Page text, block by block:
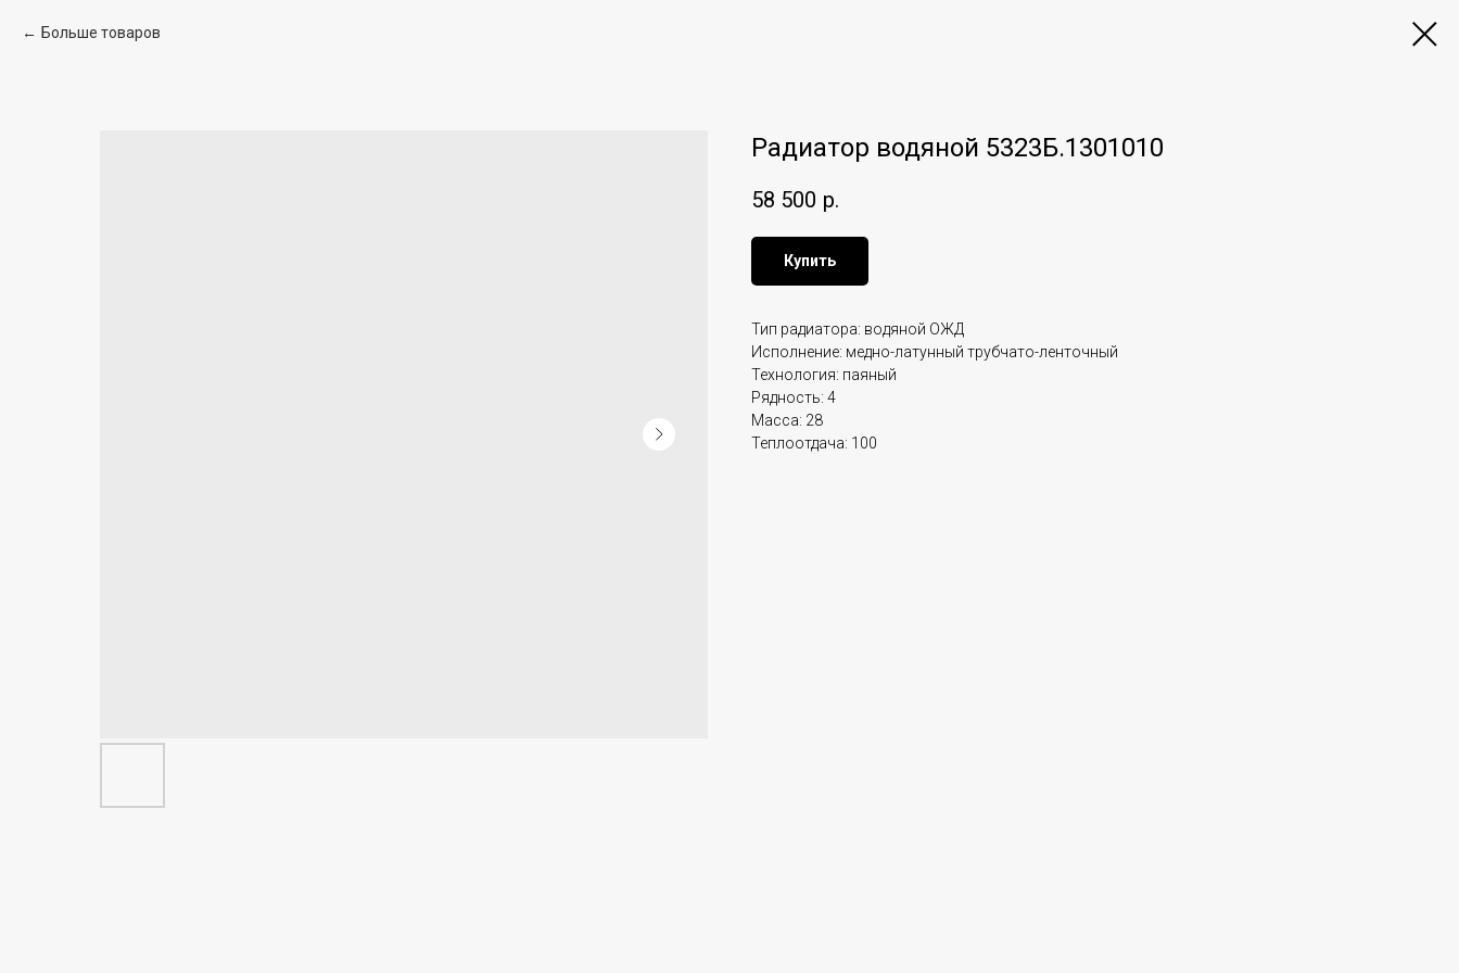
Больше товаров
Радиатор водяной 5323Б.1301010
58 500 р.
Купить
Тип радиатора: водяной ОЖД
Исполнение: медно-латунный трубчато-ленточный
Технология: паяный
Рядность: 4
Масса: 28
Теплоотдача: 100